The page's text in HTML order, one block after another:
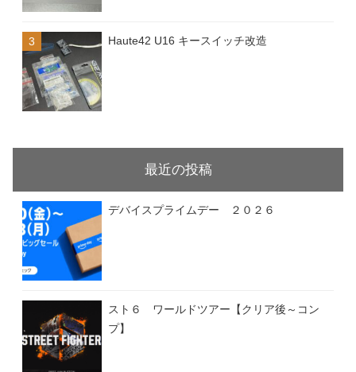
Haute42 U16 キースイッチ改造
最近の投稿
デバイスプライムデー ２０２６
スト６ ワールドツアー【クリア後～コン
プ】